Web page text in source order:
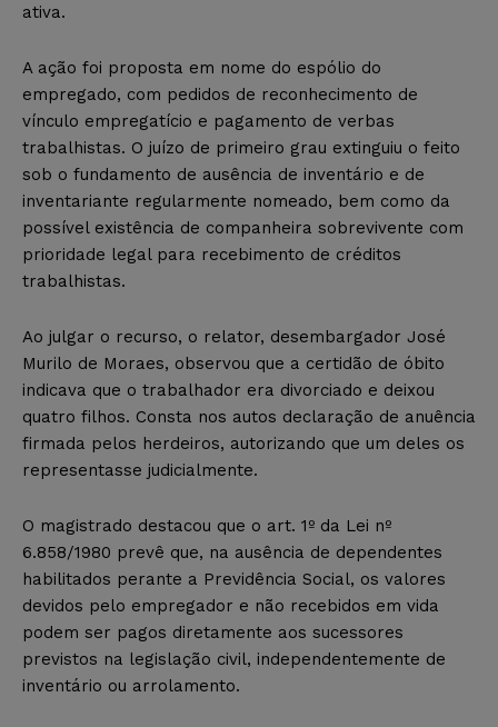
ativa.
A ação foi proposta em nome do espólio do
empregado, com pedidos de reconhecimento de
vínculo empregatício e pagamento de verbas
trabalhistas. O juízo de primeiro grau extinguiu o feito
sob o fundamento de ausência de inventário e de
inventariante regularmente nomeado, bem como da
possível existência de companheira sobrevivente com
prioridade legal para recebimento de créditos
trabalhistas.
Ao julgar o recurso, o relator, desembargador José
Murilo de Moraes, observou que a certidão de óbito
indicava que o trabalhador era divorciado e deixou
quatro filhos. Consta nos autos declaração de anuência
firmada pelos herdeiros, autorizando que um deles os
representasse judicialmente.
O magistrado destacou que o art. 1º da Lei nº
6.858/1980 prevê que, na ausência de dependentes
habilitados perante a Previdência Social, os valores
devidos pelo empregador e não recebidos em vida
podem ser pagos diretamente aos sucessores
previstos na legislação civil, independentemente de
inventário ou arrolamento.